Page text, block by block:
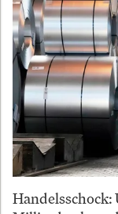
Handelsschock: